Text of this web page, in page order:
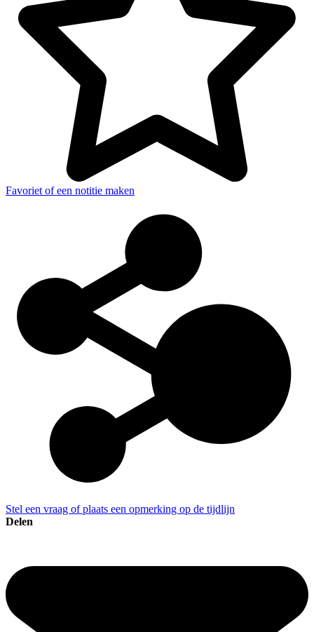
Favoriet of een notitie maken
Stel een vraag of plaats een opmerking op de tijdlijn
Delen